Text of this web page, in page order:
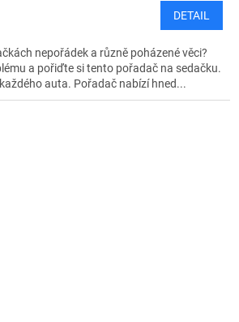
DETAIL
nepořádek a různě poházené věci?
a pořiďte si tento pořadač na sedačku.
auta. Pořadač nabízí hned...